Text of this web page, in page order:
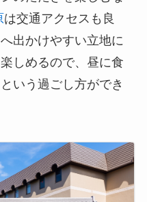
は交通アクセスも良
出かけやすい立地に
しめるので、昼に食
いう過ごし方ができ